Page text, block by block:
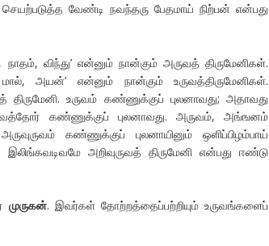
வேண்டி நவந்தரு பேதமாய் நிற்பன் என்பது
விந்து’ என்னும் நான்கும் அருவத் திருமேனிகள்.
அயன்’ என்னும் நான்கும் உருவத்திருமேனிகள்.
திருமேனி. உருவம் கண்ணுக்குப் புலனாவது; அதாவது
கண்ணுக்குப் புலனாவது. அருவம், அங்ஙனம்
கண்ணுக்குப் புலனாயினும் ஒளிப்பிழம்பாய்
அறிவுருவத் திருமேனி என்பது ஈண்டு
முருகன். இவர்கள் தோற்றத்தைப்பற்றியும் உருவங்களைப்